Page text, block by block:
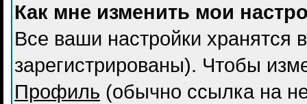
Как мне изменить мои
Все ваши настройки хранятся
зарегистрированы). Чтобы
Профиль (обычно ссылка на